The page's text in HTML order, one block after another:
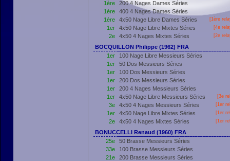
1ère
200 4 Nages Dames Séries
1ère
400 4 Nages Dames Séries
1ère
4x50 Nage Libre Dames Séries [1ère
1er 4x50 Nage Libre Mixtes Séries [4e
2e 4x50 4 Nages Mixtes Séries [2e
BOCQUILLON Philippe (1962) FRA
1er
100 Nage Libre Messieurs Séries
1er
50 Dos Messieurs Séries
1er
100 Dos Messieurs Séries
1er
200 Dos Messieurs Séries
1er
200 4 Nages Messieurs Séries
1er
4x50 Nage Libre Messieurs Séries [3e
3e 4x50 4 Nages Messieurs Séries [1er
1er 4x50 Nage Libre Mixtes Séries [1er
2e 4x50 4 Nages Mixtes Séries [1er
BONUCCELLI Renaud (1960) FRA
25e
50 Brasse Messieurs Séries
33e
100 Brasse Messieurs Séries
21e
200 Brasse Messieurs Séries